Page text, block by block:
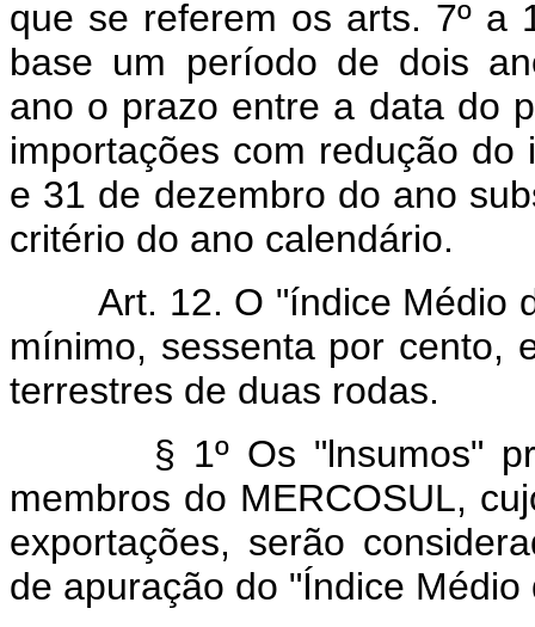
que se referem os arts. 7º a
base um período de dois
ano o prazo entre a data do
importações com redução
e 31 de dezembro do ano
critério do ano calendário.
Art. 12. O "índice Médio
mínimo, sessenta por cento,
terrestres de duas rodas.
§ 1º Os "lnsumos"
membros do MERCOSUL,
exportações, serão
de apuração do "Índice